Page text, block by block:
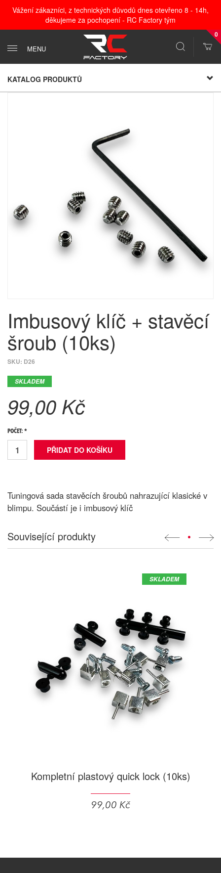
Vážení zákazníci, z technických důvodů dnes otevřeno 8 - 14h,
děkujeme za pochopení - RC Factory tým
MENU
0
KATALOG PRODUKTŮ
Imbusový klíč + stavěcí
šroub (10ks)
SKU: D26
SKLADEM
99,00 Kč
POČET: *
Tuningová sada stavěcích šroubů nahrazující klasické v
blimpu. Součástí je i imbusový klíč
Související produkty •
Kompletní plastový quick lock (10ks)
99,00 Kč
SKLADEM